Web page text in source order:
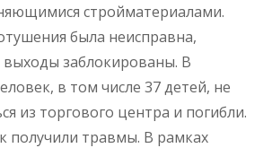
стройматериалами.
была неисправна,
заблокированы. В
в том числе 37 детей, не
из торгового центра и погибли.
получили травмы. В рамках